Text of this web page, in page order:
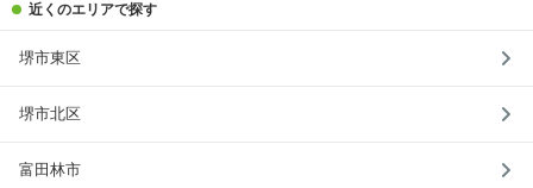
近くのエリアで探す
堺市東区
堺市北区
富田林市